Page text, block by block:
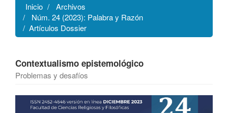
Inicio
Archivos
Núm. 24 (2023): Palabra y Razón
Artículos Dossier
Contextualismo epistemológico
Problemas y desafíos
Barra
lateral